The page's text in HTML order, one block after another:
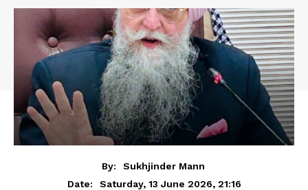
By:
Sukhjinder Mann
Date:
Saturday, 13 June 2026, 21:16